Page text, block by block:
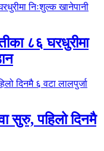
८६ घरधुरीमा
सुरु, पहिलो दिनमै